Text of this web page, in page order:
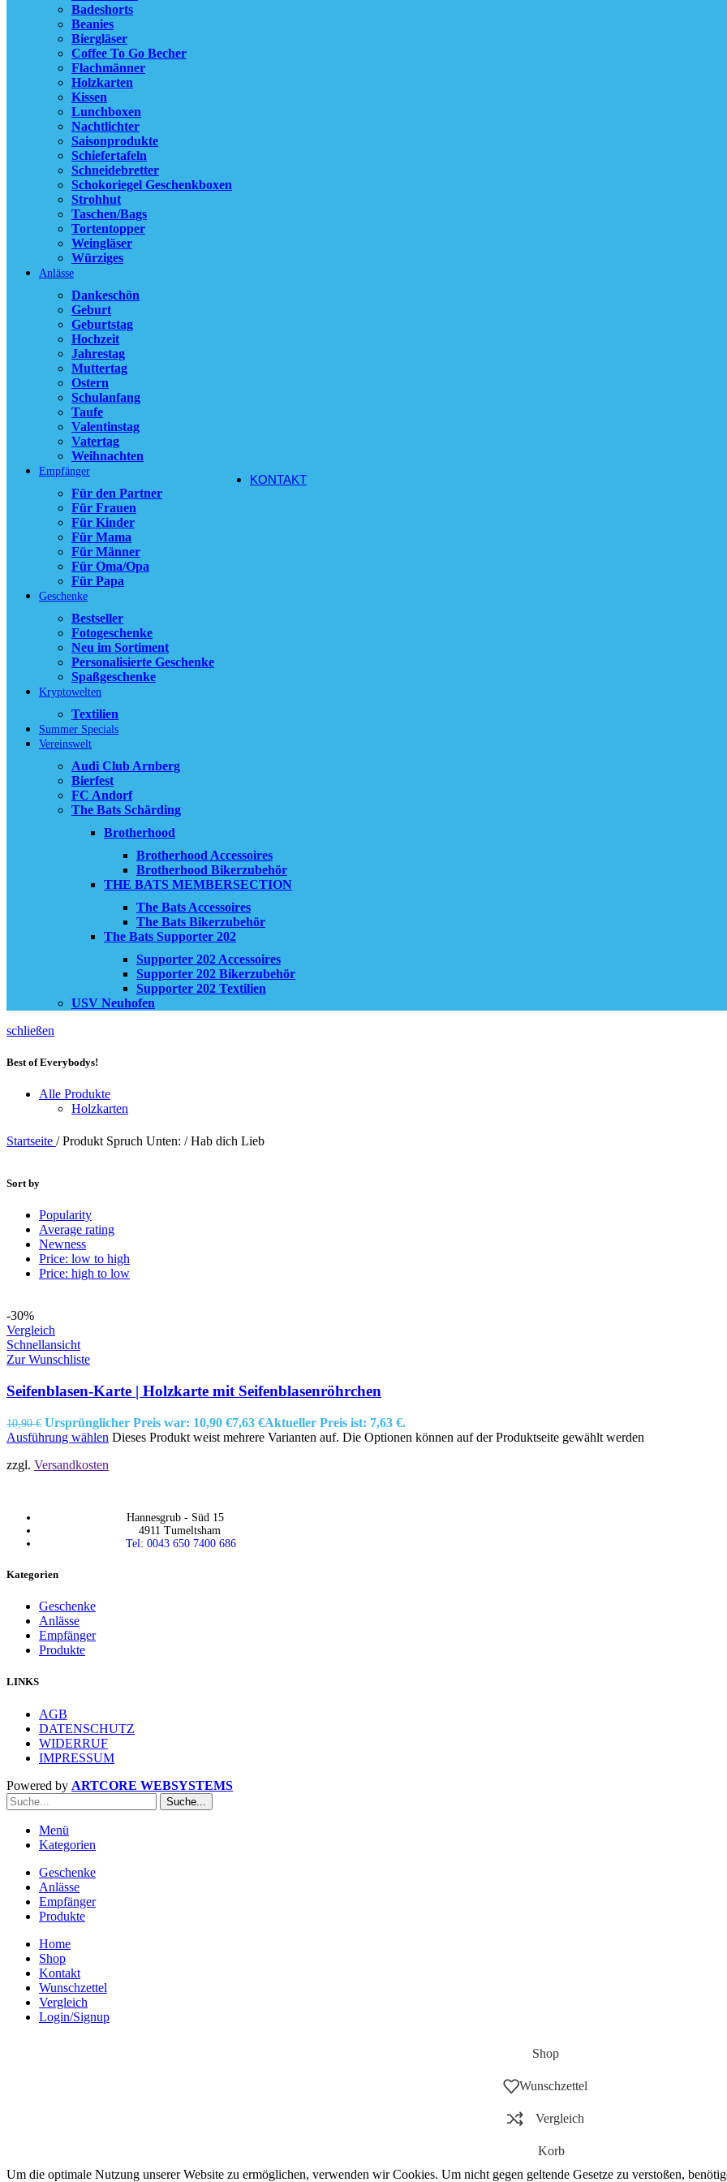
KONTAKT
Badeshorts
Beanies
Biergläser
Coffee To Go Becher
Flachmänner
Holzkarten
Kissen
Lunchboxen
Nachtlichter
Saisonprodukte
Schiefertafeln
Schneidebretter
Schokoriegel Geschenkboxen
Strohhut
Taschen/Bags
Tortentopper
Weingläser
Würziges
Anlässe
Dankeschön
Geburt
Geburtstag
Hochzeit
Jahrestag
Muttertag
Ostern
Schulanfang
Taufe
Valentinstag
Vatertag
Weihnachten
Empfänger
Für den Partner
Für Frauen
Für Kinder
Für Mama
Für Männer
Für Oma/Opa
Für Papa
Geschenke
Bestseller
Fotogeschenke
Neu im Sortiment
Personalisierte Geschenke
Spaßgeschenke
Kryptowelten
Textilien
Summer Specials
Vereinswelt
Audi Club Arnberg
Bierfest
FC Andorf
The Bats Schärding
Brotherhood
Brotherhood Accessoires
Brotherhood Bikerzubehör
THE BATS MEMBERSECTION
The Bats Accessoires
The Bats Bikerzubehör
The Bats Supporter 202
Supporter 202 Accessoires
Supporter 202 Bikerzubehör
Supporter 202 Textilien
USV Neuhofen
schließen
Best of Everybodys!
Alle Produkte
Holzkarten
Startseite / Produkt Spruch Unten: / Hab dich Lieb
Sort by
Popularity
Average rating
Newness
Price: low to high
Price: high to low
-30%
Vergleich
Schnellansicht
Zur Wunschliste
Seifenblasen-Karte | Holzkarte mit Seifenblasenröhrchen
10,90€ Ursprünglicher Preis war: 10,90 €7,63 €Aktueller Preis ist: 7,63 €.
Ausführung wählen Dieses Produkt weist mehrere Varianten auf. Die Optionen können auf der Produktseite gewählt werden
zzgl. Versandkosten
Hannesgrub - Süd 15
4911 Tumeltsham
Tel: 0043 650 7400 686
Kategorien
Geschenke
Anlässe
Empfänger
Produkte
LINKS
AGB
DATENSCHUTZ
WIDERRUF
IMPRESSUM
Powered by ARTCORE WEBSYSTEMS
Suche...
Menü
Kategorien
Geschenke
Anlässe
Empfänger
Produkte
Home
Shop
Kontakt
Wunschzettel
Vergleich
Login/Signup
Shop
Wunschzettel
Vergleich
Korb
Um die optimale Nutzung unserer Website zu ermöglichen, verwenden wir Cookies. Um nicht gegen geltende Gesetze zu verstoßen,